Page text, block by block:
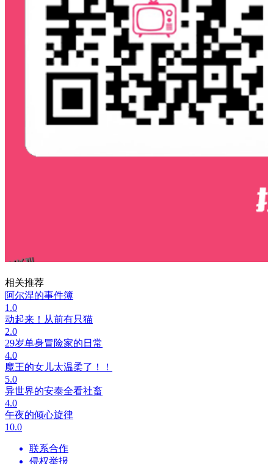
相关推荐
阿尔涅的事件簿
1.0
动起来！从前有只猫
2.0
29岁单身冒险家的日常
4.0
魔王的女儿太温柔了！！
5.0
异世界的安泰全看社畜
4.0
午夜的倾心旋律
10.0
联系合作
侵权举报